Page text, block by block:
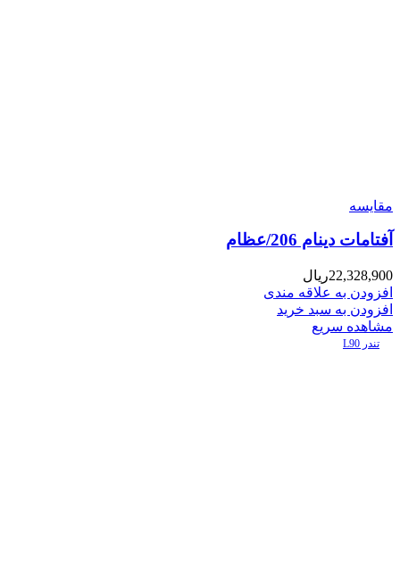
مقایسه
آفتامات دینام 206/عظام
22,328,900ریال
افزودن به علاقه مندی
افزودن به سبد خرید
مشاهده سریع
تندر L90